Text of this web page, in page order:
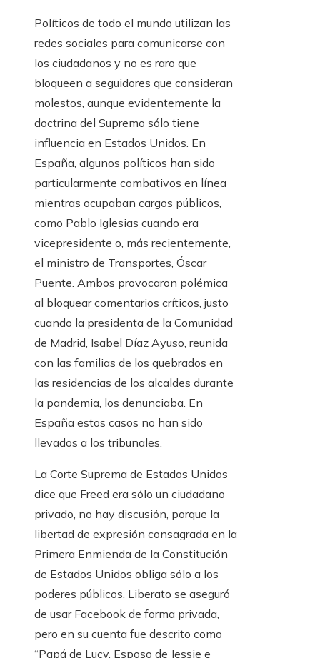
Políticos de todo el mundo utilizan las
redes sociales para comunicarse con
los ciudadanos y no es raro que
bloqueen a seguidores que consideran
molestos, aunque evidentemente la
doctrina del Supremo sólo tiene
influencia en Estados Unidos. En
España, algunos políticos han sido
particularmente combativos en línea
mientras ocupaban cargos públicos,
como Pablo Iglesias cuando era
vicepresidente o, más recientemente,
el ministro de Transportes, Óscar
Puente. Ambos provocaron polémica
al bloquear comentarios críticos, justo
cuando la presidenta de la Comunidad
de Madrid, Isabel Díaz Ayuso, reunida
con las familias de los quebrados en
las residencias de los alcaldes durante
la pandemia, los denunciaba. En
España estos casos no han sido
llevados a los tribunales.
La Corte Suprema de Estados Unidos
dice que Freed era sólo un ciudadano
privado, no hay discusión, porque la
libertad de expresión consagrada en la
Primera Enmienda de la Constitución
de Estados Unidos obliga sólo a los
poderes públicos. Liberato se aseguró
de usar Facebook de forma privada,
pero en su cuenta fue descrito como
“Papá de Lucy, Esposo de Jessie e